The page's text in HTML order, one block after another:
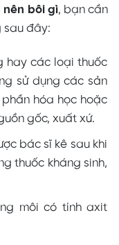
nên bôi gì, bạn cần
sau đây:
hay các loại thuốc
sử dụng các sản
hóa học hoặc
gốc, xuất xứ.
bác sĩ kê sau khi
thuốc kháng sinh,
môi có tính axit